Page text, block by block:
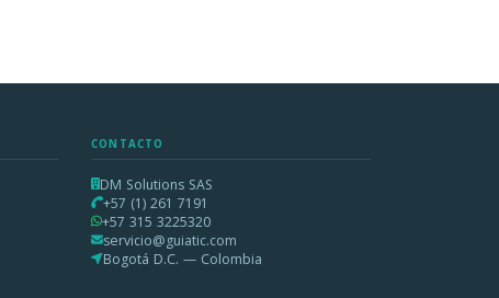
CONTACTO
DM Solutions SAS
+57 (1) 261 7191
+57 315 3225320
servicio@guiatic.com
Bogotá D.C. — Colombia